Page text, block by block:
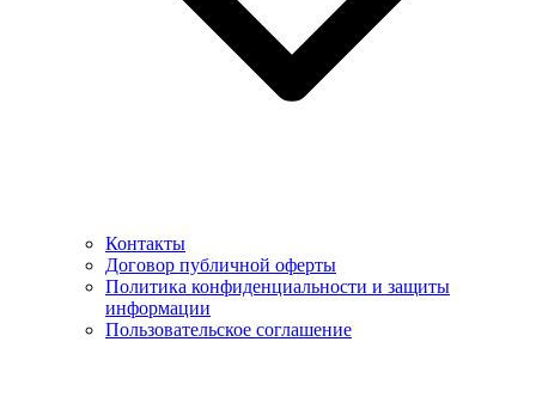
Контакты
Договор публичной оферты
Политика конфиденциальности и защиты
информации
Пользовательское соглашение